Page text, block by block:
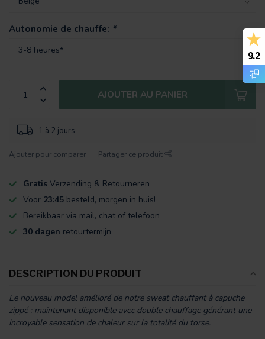
Autonomie de chauffe: *
AJOUTER AU PANIER
1 à 2 jours
Ajouter pour comparer Partager ce produit
Gratis Verzending & Retourneren
Voor 23:45 besteld, morgen in huis!
Bereikbaar via mail, chat of telefoon
30 dagen retourtermijn
DESCRIPTION DU PRODUIT
Le nouveau model amélioré de notre sweat chauffant à capuche
zippé : maintenant disponible avec double chauffage générant une
incroyable sensation de chaleur sur la totalité du torse.
9.2